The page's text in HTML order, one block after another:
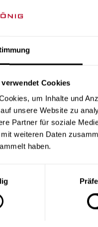
verwendet Cookies
um Inhalte und
unsere Website zu
Partner für soziale
weiteren Daten
haben.